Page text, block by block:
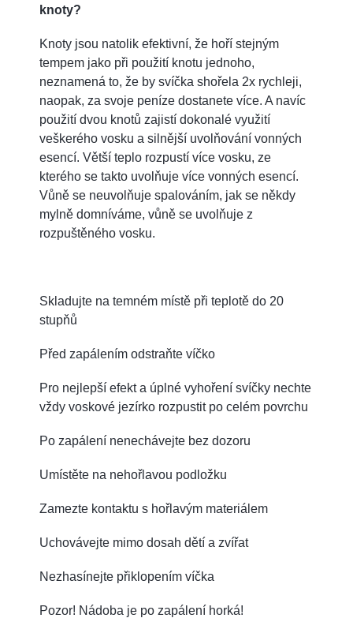
knoty?
Knoty jsou natolik efektivní, že hoří stejným
tempem jako při použití knotu jednoho,
neznamená to, že by svíčka shořela 2x rychleji,
naopak, za svoje peníze dostanete více. A navíc
použití dvou knotů zajistí dokonalé využití
veškerého vosku a silnější uvolňování vonných
esencí. Větší teplo rozpustí více vosku, ze
kterého se takto uvolňuje více vonných esencí.
Vůně se neuvolňuje spalováním, jak se někdy
mylně domníváme, vůně se uvolňuje z
rozpuštěného vosku.
Skladujte na temném místě při teplotě do 20
stupňů
Před zapálením odstraňte víčko
Pro nejlepší efekt a úplné vyhoření svíčky nechte
vždy voskové jezírko rozpustit po celém povrchu
Po zapálení nenechávejte bez dozoru
Umístěte na nehořlavou podložku
Zamezte kontaktu s hořlavým materiálem
Uchovávejte mimo dosah dětí a zvířat
Nezhasínejte přiklopením víčka
Pozor! Nádoba je po zapálení horká!